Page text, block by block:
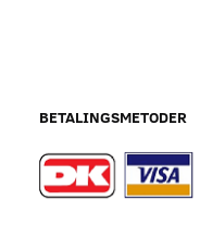
BETALINGSMETODER